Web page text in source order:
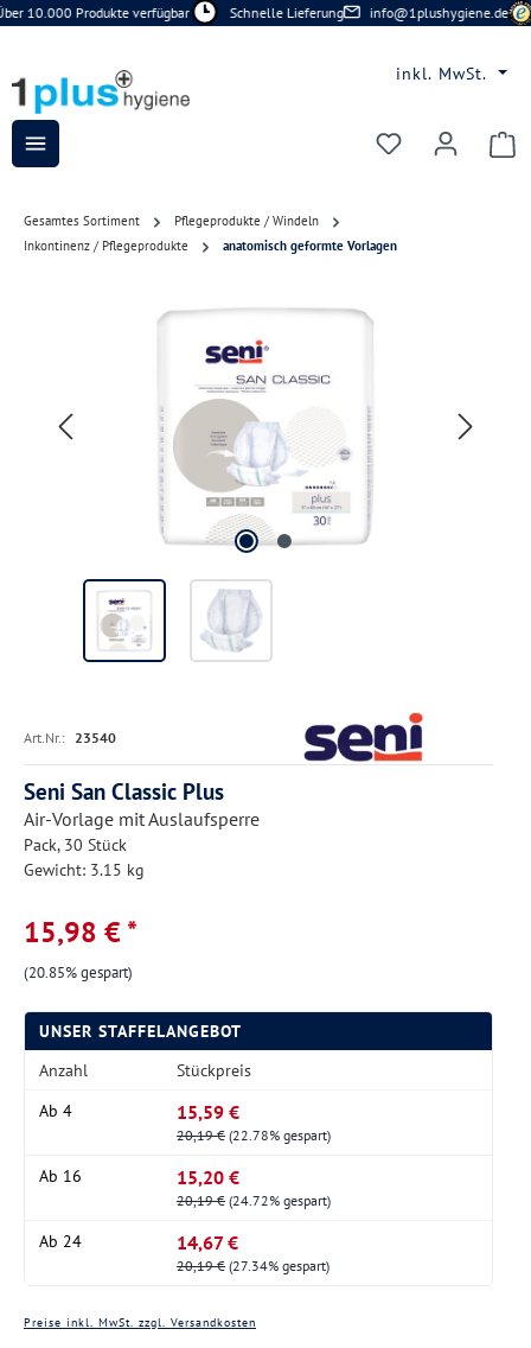
Zum Hauptinhalt springen
10.000 Produkte verfügbar Schnelle Lieferung info@1plushygiene.de
inkl. MwSt.
Du hast 0
Gesamtes Sortiment
Pflegeprodukte / Windeln
Inkontinenz / Pflegeprodukte
anatomisch geformte Vorlagen
Bildergalerie überspringen
Art.Nr.: 23540
Seni San Classic Plus
Air-Vorlage mit Auslaufsperre
Pack, 30 Stück
Gewicht: 3.15 kg
15,98 € *
(20.85% gespart)
UNSER STAFFELANGEBOT
Anzahl
Stückpreis
Ab 4 15,59 €
20,19 € (22.78% gespart)
Ab 16 15,20 €
20,19 € (24.72% gespart)
Ab 24 14,67 €
20,19 € (27.34% gespart)
Preise inkl. MwSt. zzgl. Versandkosten